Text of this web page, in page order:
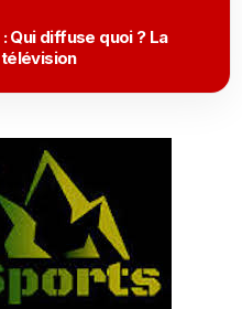
Qui diffuse quoi ? La